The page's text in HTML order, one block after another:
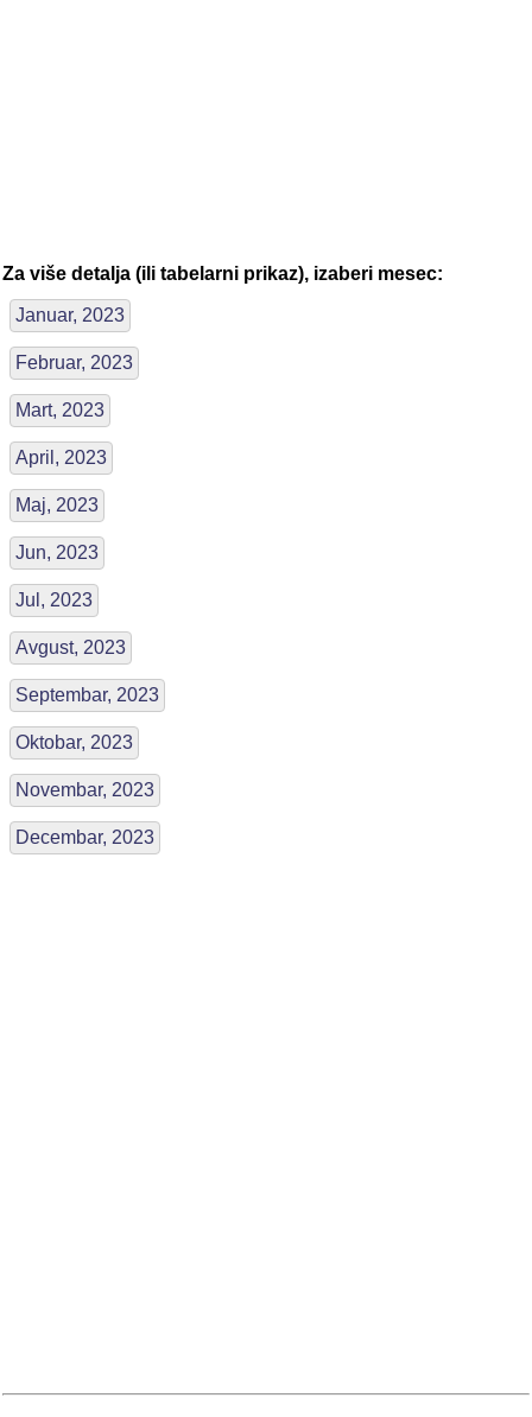
Za više detalja (ili tabelarni prikaz), izaberi mesec:
Januar, 2023
Februar, 2023
Mart, 2023
April, 2023
Maj, 2023
Jun, 2023
Jul, 2023
Avgust, 2023
Septembar, 2023
Oktobar, 2023
Novembar, 2023
Decembar, 2023